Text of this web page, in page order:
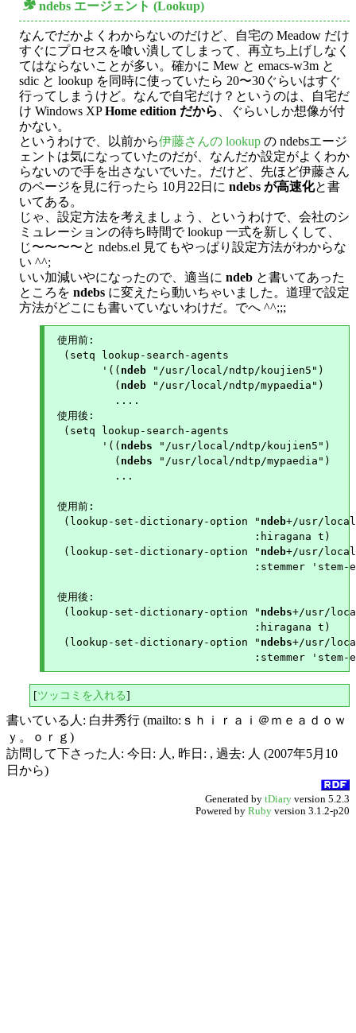
ndebs エージェント (Lookup)
なんでだかよくわからないのだけど、自宅の Meadow だけ
すぐにプロセスを喰い潰してしまって、再立ち上げしなく
てはならないことが多い。確かに Mew と emacs-w3m と
sdic と lookup を同時に使っていたら 20〜30ぐらいはすぐ
行ってしまうけど。なんで自宅だけ？というのは、自宅だ
け Windows XPHome edition だから 、ぐらいしか想像が付
かない。
というわけで、以前から伊藤さんの lookup の ndebsエージ
ェントは気になっていたのだが、なんだか設定がよくわか
らないので手を出さないでいた。だけど、先ほど伊藤さん
のページを見に行ったら 10月22日に ndebs が高速化と書
いてある。
じゃ、設定方法を考えましょう、というわけで、会社のシ
ミュレーションの待ち時間で lookup 一式を新しくして、
じ〜〜〜〜と ndebs.el 見てもやっぱり設定方法がわからな
い ^^;
いい加減いやになったので、適当に ndeb と書いてあった
ところを ndebs に変えたら動いちゃいました。道理で設定
方法がどこにも書いていないわけだ。でへ ^^;;;
使用前:
  (setq lookup-search-agents
        '((
ndeb "/usr/local/ndtp/koujien5")
          (
ndeb "/usr/local/ndtp/mypaedia")
          ....
使用後:
  (setq lookup-search-agents
        '((
ndebs "/usr/local/ndtp/koujien5")
          (
ndebs "/usr/local/ndtp/mypaedia")
          ...
使用前:
  (lookup-set-dictionary-option "
ndeb+/usr/local/
                                :hiragana t)
  (lookup-set-dictionary-option "
ndeb+/usr/
:stemmer 'stem-
使用後:
  (lookup-set-dictionary-option "
ndebs+/usr/
                                :hiragana t)
  (lookup-set-dictionary-option "
ndebs+/usr/
[ツッコミを入れる]
書いている人: 白井秀行 (mailto:ｓｈｉｒａｉ＠ｍｅａｄｏｗ
ｙ。ｏｒｇ)
訪問して下さった人: 今日: 人, 昨日: , 過去: 人 (2007年5月10
日から)
Generated by tDiary version 5.2.3
Powered by Ruby version 3.1.2-p20